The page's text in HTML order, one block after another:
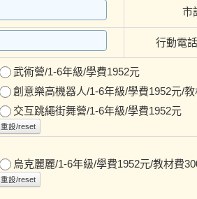
市
行動電
武術營/1-6年級/學費1952元
創意樂高機器人/1-6年級/學費1952元/
交互跳繩街舞營/1-6年級/學費1952元
重設/reset
烏克麗麗/1-6年級/學費1952元/教材費
重設/reset